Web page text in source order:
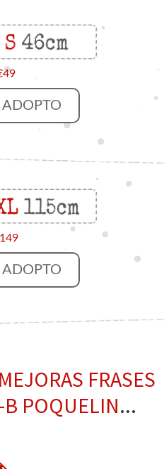
ADOPTO
ADOPTO
MEJORAS FRASES
POQUELIN...